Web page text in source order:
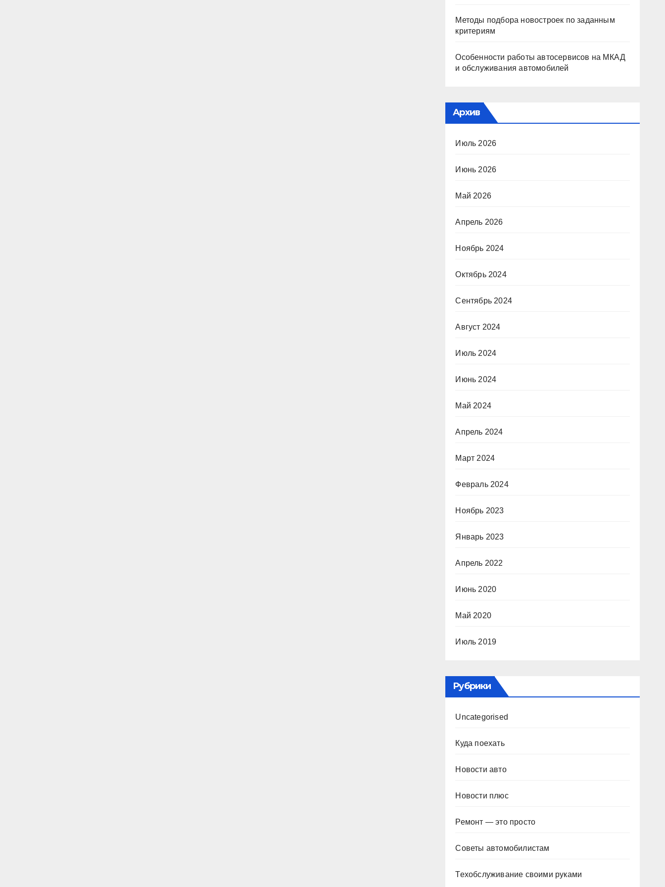
Методы подбора новостроек по заданным
критериям
Особенности работы автосервисов на МКАД
и обслуживания автомобилей
Архив
Июль 2026
Июнь 2026
Май 2026
Апрель 2026
Ноябрь 2024
Октябрь 2024
Сентябрь 2024
Август 2024
Июль 2024
Июнь 2024
Май 2024
Апрель 2024
Март 2024
Февраль 2024
Ноябрь 2023
Январь 2023
Апрель 2022
Июнь 2020
Май 2020
Июль 2019
Рубрики
Uncategorised
Куда поехать
Новости авто
Новости плюс
Ремонт — это просто
Советы автомобилистам
Техобслуживание своими руками